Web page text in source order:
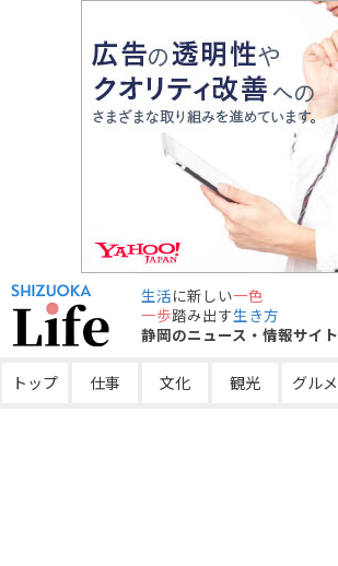
生活に新しい一色
一歩踏み出す生き方
静岡のニュース・情報サイト
トップ 仕事 文化 観光 グルメ